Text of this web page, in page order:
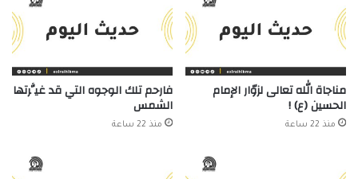
مناجاة الله تعالى لزوّار الإمام
الحسين (ع) !
منذ 22 ساعة
فارحم تلك الوجوه التي قد غيَّرتها
الشمس
منذ 22 ساعة